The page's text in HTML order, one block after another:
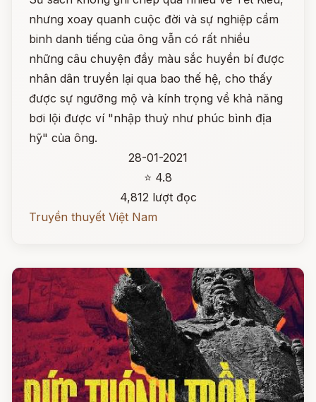
nhưng xoay quanh cuộc đời và sự nghiệp cầm
binh danh tiếng của ông vẫn có rất nhiều
những câu chuyện đầy màu sắc huyền bí được
nhân dân truyền lại qua bao thế hệ, cho thấy
được sự ngưỡng mộ và kính trọng về khả năng
bơi lội được ví "nhập thuỷ như phúc bình địa
hỹ" của ông.
28-01-2021
⭐ 4.8
4,812 lượt đọc
Truyền thuyết Việt Nam